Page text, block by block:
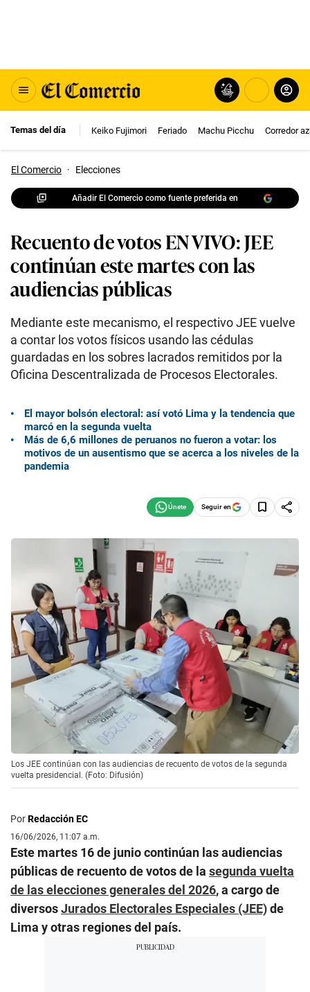
Temas del día Keiko Fujimori Feriado Machu Picchu Corredor
El Comercio · Elecciones
Añadir El Comercio como fuente preferida en
Recuento de votos EN VIVO: JEE
continúan este martes con las
audiencias públicas
Mediante este mecanismo, el respectivo JEE vuelve
a contar los votos físicos usando las cédulas
guardadas en los sobres lacrados remitidos por la
Oficina Descentralizada de Procesos Electorales.
El mayor bolsón electoral: así votó Lima y la tendencia que
marcó en la segunda vuelta
Más de 6,6 millones de peruanos no fueron a votar: los
motivos de un ausentismo que se acerca a los niveles de la
pandemia
Seguir en
Los JEE continúan con las audiencias de recuento de votos de la segunda
vuelta presidencial. (Foto: Difusión)
PorRedacción EC
16/06/2026, 11:07 a.m.
Este martes 16 de junio continúan las audiencias
públicas de recuento de votos de la segunda vuelta
de las elecciones generales del 2026, a cargo de
diversosJurados Electorales Especiales (JEE)de
Lima y otras regiones del país.